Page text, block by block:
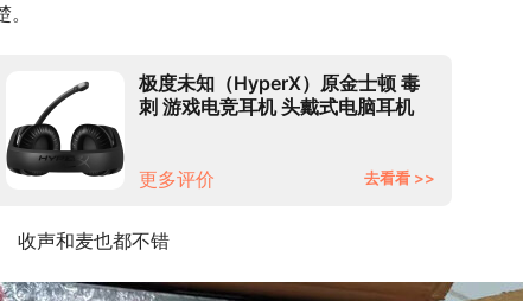
极度未知（HyperX）原金士顿 毒
刺 游戏电竞耳机 头戴式电脑耳机
更多评价 去看看 >>
收声和麦也都不错